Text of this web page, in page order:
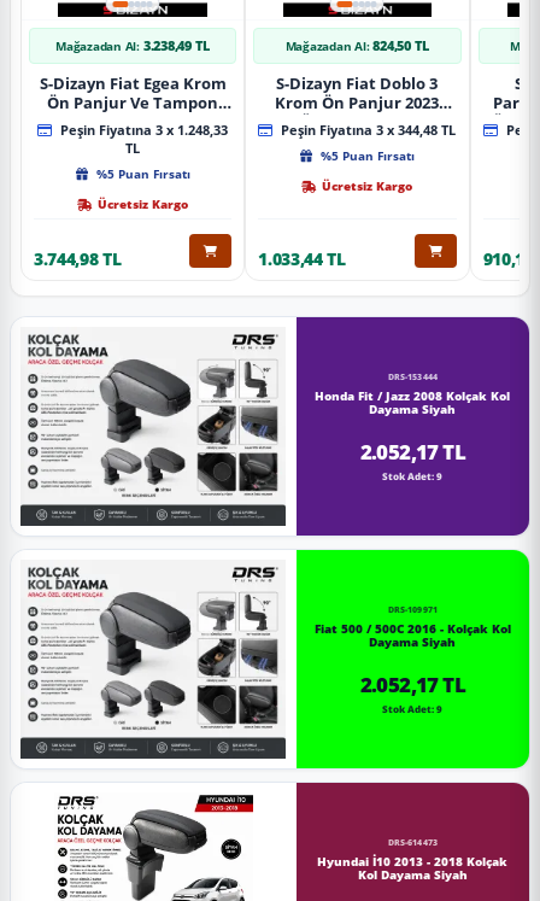
Mağazadan Al: 3.238,49 TL
S-Dizayn Fiat Egea Krom
Ön Panjur Ve Tampon
Çıta Seti Diamond Model
22 Prç. 2020 Üzeri (Parlak
Peşin Fiyatına 3 x 1.248,33
TL
%5 Puan Fırsatı
Ücretsiz Kargo
3.744,98 TL
Mağazadan Al: 824,50 TL
S-Dizayn Fiat Doblo 3
Krom Ön Panjur 2023
Üzeri A+ Kalite
Peşin Fiyatına 3 x 344,48 TL
%5 Puan Fırsatı
Ücretsiz Kargo
1.033,44 TL
S-
Ön
910,16
DRS-153444
Honda Fit / Jazz 2008 Kolçak Kol
Dayama Siyah
2.052,17 TL
Stok Adet: 9
DRS-109971
Fiat 500 / 500C 2016 - Kolçak Kol
Dayama Siyah
2.052,17 TL
Stok Adet: 9
DRS-614473
Hyundai İ10 2013 - 2018 Kolçak
Kol Dayama Siyah